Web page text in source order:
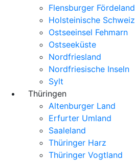
Flensburger Fördeland
Holsteinische Schweiz
Ostseeinsel Fehmarn
Ostseeküste
Nordfriesland
Nordfriesische Inseln
Sylt
Thüringen
Altenburger Land
Erfurter Umland
Saaleland
Thüringer Harz
Thüringer Vogtland